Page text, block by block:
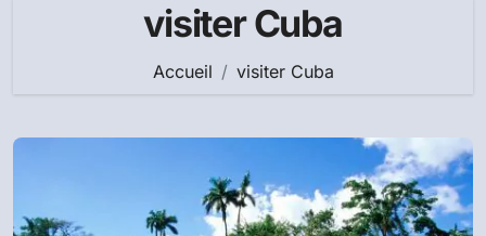
visiter Cuba
Accueil visiter Cuba